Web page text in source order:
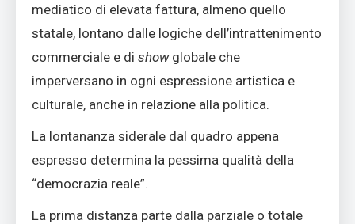
mediatico di elevata fattura, almeno quello
statale, lontano dalle logiche dell’intrattenimento
commerciale e di showglobale che
imperversano in ogni espressione artistica e
culturale, anche in relazione alla politica.
La lontananza siderale dal quadro appena
espresso determina la pessima qualità della
“democrazia reale”.
La prima distanza parte dalla parziale o totale